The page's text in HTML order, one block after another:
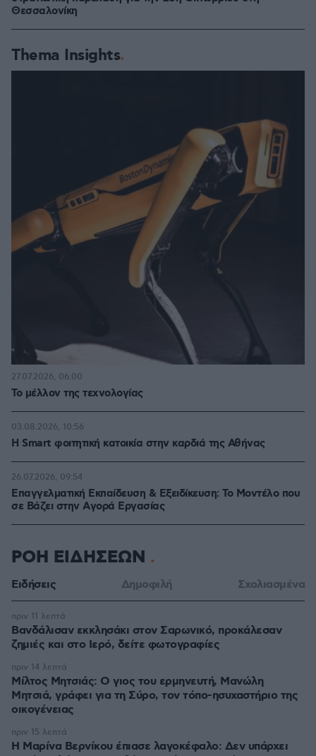
Θεσσαλονίκη
Thema Insights
Το μέλλον της τεχνολογίας
27.07.2026, 06:00
Η Smart φοιτητική κατοικία στην καρδιά της Αθήνας
03.08.2026, 10:56
Επαγγελματική Εκπαίδευση & Εξειδίκευση: Το Mοντέλο που
σε Bάζει στην Aγορά Eργασίας
26.07.2026, 09:54
ΡΟΗ ΕΙΔΗΣΕΩΝ
Ειδήσεις Δημοφιλή Σχολιασμένα
Βανδάλισαν εκκλησάκι στον Σαρωνικό, προκάλεσαν
ζημιές και στο Ιερό, δείτε φωτογραφίες
πριν 11 λεπτά
Μίλτος Μητσιάς: Ο γιος του ερμηνευτή, Μανώλη
Μητσιά, γράφει για τη Σύρο, τον τόπο-ησυχαστήριο της
οικογένειας
πριν 14 λεπτά
Η Μαρίνα Βερνίκου έπιασε λαγοκέφαλο: Δεν υπάρχει
πριν 15 λεπτά